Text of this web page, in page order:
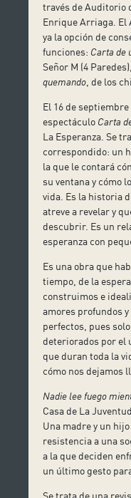
través de Auditorio
Enrique Arriaga. El
ya la opción de
funciones: Carta de
Señor M (4
quemando , de los
El 16 de
espectáculo Carta
La Esperanza. Se
correspondido: un
la que le contará
su ventana y cómo
vida. Es la historia
atreve a revelar y
descubrir. Es un
esperanza con
Es una obra que
tiempo, de la
construimos e
amores profundos
perfectos, pues
deteriorados por el
que duran toda la
cómo nos dejamos
Nadie lee fuego
Casa de La
Una madre y un
resistencia a una
a la que deciden
un último gesto